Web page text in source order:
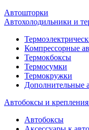
Автошторки
Автохолодильники и
Компрессорные
Термокбоксы
Термосумки
Термокружки
Дополнительные
Автобоксы и
Автобоксы